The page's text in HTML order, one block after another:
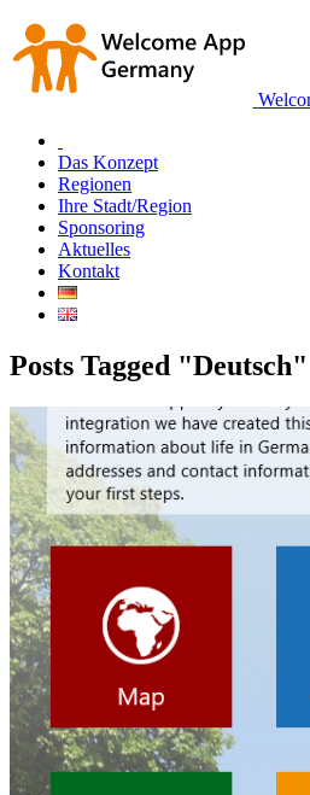
Das Konzept
Regionen
Ihre Stadt/Region
Sponsoring
Aktuelles
Kontakt
Posts Tagged "Deutsch"